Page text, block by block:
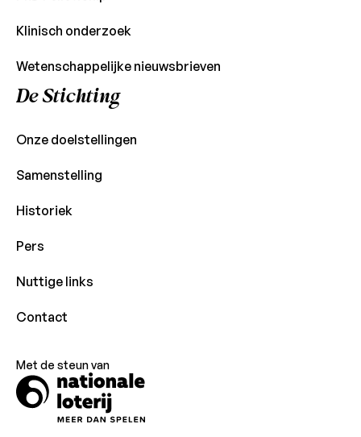
Klinisch onderzoek
Wetenschappelijke nieuwsbrieven
De Stichting
Onze doelstellingen
Samenstelling
Historiek
Pers
Nuttige links
Contact
Met de steun van